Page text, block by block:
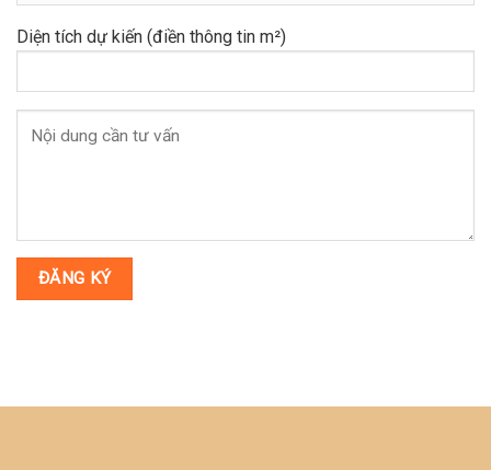
Diện tích dự kiến (điền thông tin m²)